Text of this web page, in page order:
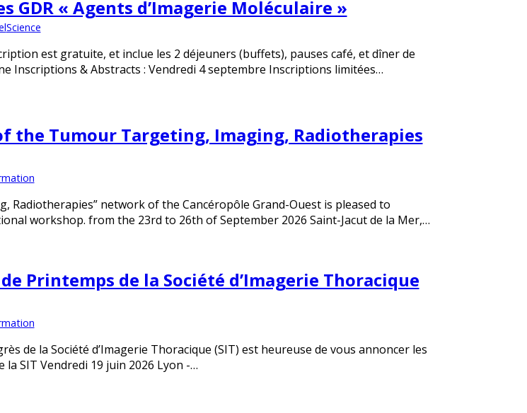
GDR « Agents d’Imagerie Moléculaire »
Science
est gratuite, et inclue les 2 déjeuners (buffets), pauses café, et dîner de
Inscriptions & Abstracts : Vendredi 4 septembre Inscriptions limitées…
the Tumour Targeting, Imaging, Radiotherapies
Radiotherapies” network of the Cancéropôle Grand-Ouest is pleased to
workshop. from the 23rd to 26th of September 2026 Saint-Jacut de la Mer,…
Printemps de la Société d’Imagerie Thoracique
de la Société d’Imagerie Thoracique (SIT) est heureuse de vous annoncer les
SIT Vendredi 19 juin 2026 Lyon -…